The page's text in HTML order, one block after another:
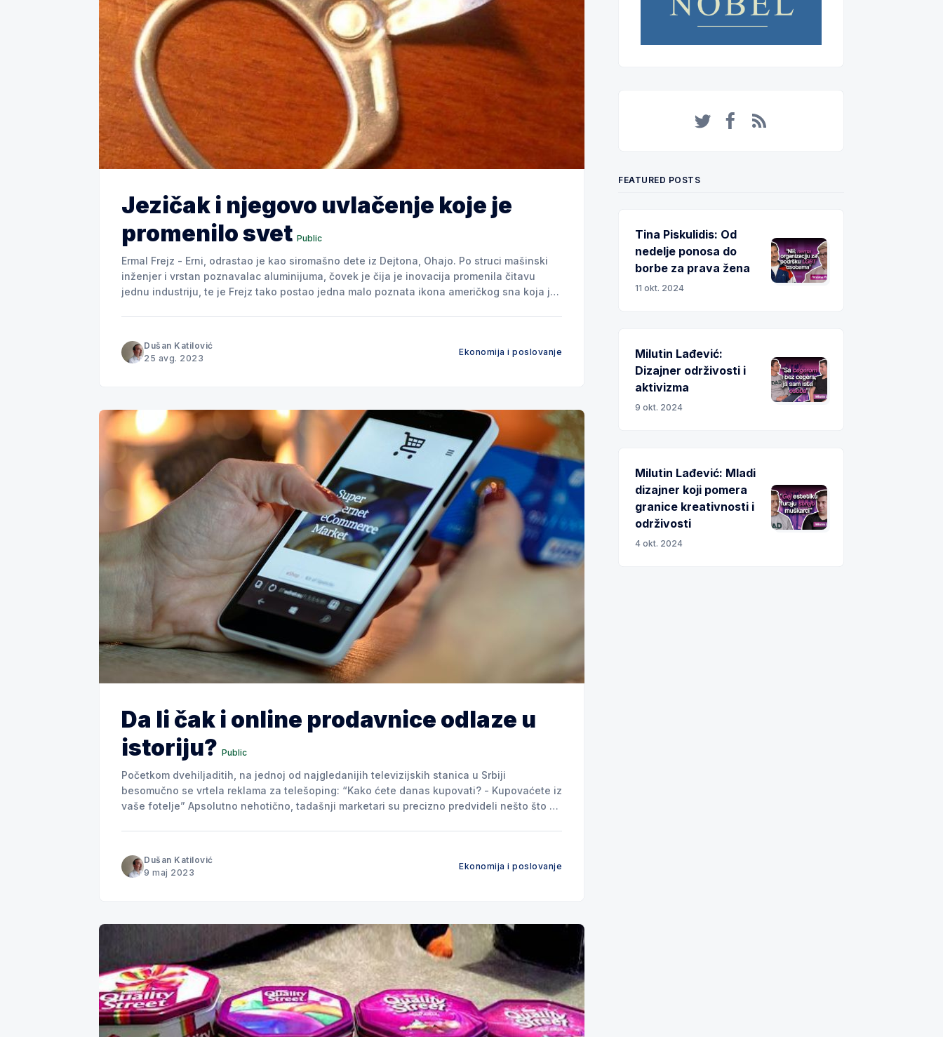
Jezičak i njegovo uvlačenje koje je
promenilo svet Public
Ermal Frejz - Erni, odrastao je kao siromašno dete iz Dejtona, Ohajo. Po struci mašinski
inženjer i vrstan poznavalac aluminijuma, čovek je čija je inovacija promenila čitavu
jednu industriju, te je Frejz tako postao jedna malo poznata ikona američkog sna koja je
Dušan Katilović
25 avg. 2023
Ekonomija i poslovanje
Da li čak i online prodavnice odlaze u
istoriju? Public
Početkom dvehiljaditih, na jednoj od najgledanijih televizijskih stanica u Srbiji
besomučno se vrtela reklama za telešoping: “Kako ćete danas kupovati? - Kupovaćete iz
vaše fotelje” Apsolutno nehotično, tadašnji marketari su precizno predvideli nešto što će
Dušan Katilović
9 maj 2023
Ekonomija i poslovanje
FEATURED POSTS
Tina Piskulidis: Od
nedelje ponosa do
borbe za prava žena
11 okt. 2024
Milutin Lađević:
Dizajner održivosti i
aktivizma
9 okt. 2024
Milutin Lađević: Mladi
dizajner koji pomera
granice kreativnosti i
održivosti
4 okt. 2024